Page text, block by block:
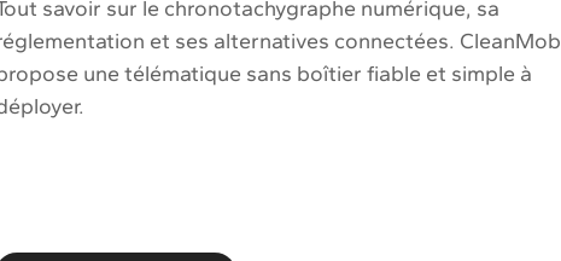
savoir sur le chronotachygraphe numérique, sa
et ses alternatives connectées. CleanMob
une télématique sans boîtier fiable et simple à